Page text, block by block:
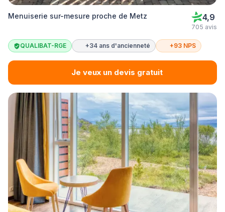
Menuiserie sur-mesure proche de Metz 4,9
705 avis
QUALIBAT-RGE +34 ans d'ancienneté +93 NPS
Je veux un devis gratuit